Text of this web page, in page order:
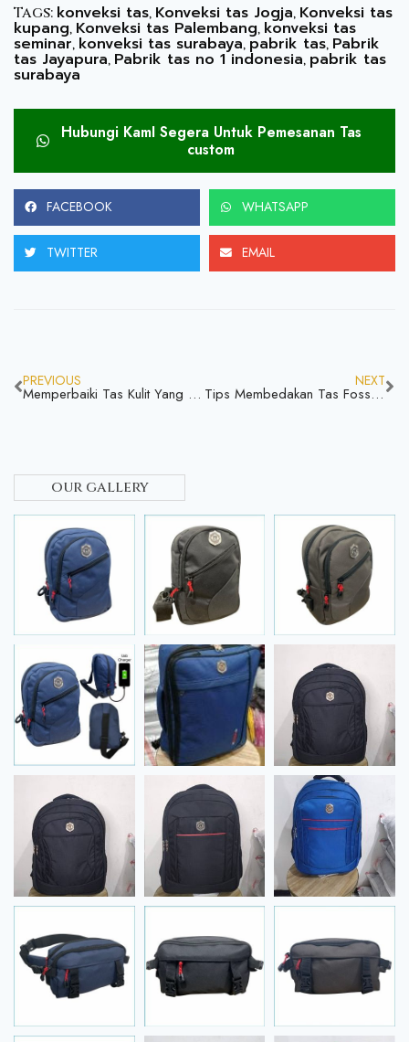
Tags: konveksi tas, Konveksi tas Jogja, Konveksi tas
kupang, Konveksi tas Palembang, konveksi tas
seminar, konveksi tas surabaya,pabrik tas, Pabrik
tas Jayapura, Pabrik tas no 1 indonesia, pabrik tas
surabaya
Hubungi KamI Segera Untuk Pemesanan Tas
custom
FACEBOOK WHATSAPP
TWITTER EMAIL
PREVIOUS
Memperbaiki Tas Kulit Yang Terkelupas Yuk Simak Bisa Dicoba Dirumah
NEXT
Tips Membedakan Tas Fossil Asli dan Palsu Yuk Disimak Sebelum Kena Saat Membeli
our gallery